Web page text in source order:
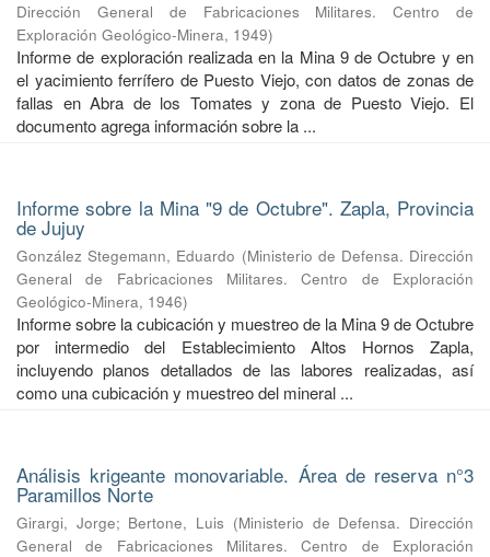
Dirección General de Fabricaciones Militares. Centro de
Exploración Geológico-Minera, 1949)
Informe de exploración realizada en la Mina 9 de Octubre y en
el yacimiento ferrífero de Puesto Viejo, con datos de zonas de
fallas en Abra de los Tomates y zona de Puesto Viejo. El
documento agrega información sobre la ...
Informe sobre la Mina "9 de Octubre". Zapla, Provincia
de Jujuy
González Stegemann, Eduardo (Ministerio de Defensa. Dirección
General de Fabricaciones Militares. Centro de Exploración
Geológico-Minera, 1946)
Informe sobre la cubicación y muestreo de la Mina 9 de Octubre
por intermedio del Establecimiento Altos Hornos Zapla,
incluyendo planos detallados de las labores realizadas, así
como una cubicación y muestreo del mineral ...
Análisis krigeante monovariable. Área de reserva n°3
Paramillos Norte
Girargi, Jorge; Bertone, Luis (Ministerio de Defensa. Dirección
General de Fabricaciones Militares. Centro de Exploración